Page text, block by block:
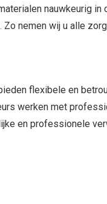
nauwkeurig
nemen wij u alle
flexibele en
werken met
en professionele